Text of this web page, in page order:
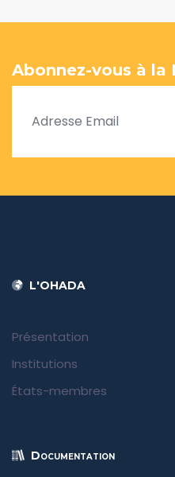
Abonnez-vous à la
L'OHADA
Présentation
Institutions
États-membres
Documentation